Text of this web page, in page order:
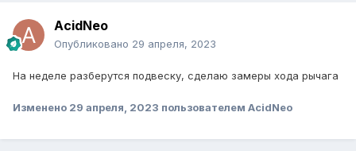
AcidNeo
Опубликовано 29 апреля, 2023
На неделе разберутся подвеску, сделаю замеры хода рычага
Изменено 29 апреля, 2023 пользователем AcidNeo